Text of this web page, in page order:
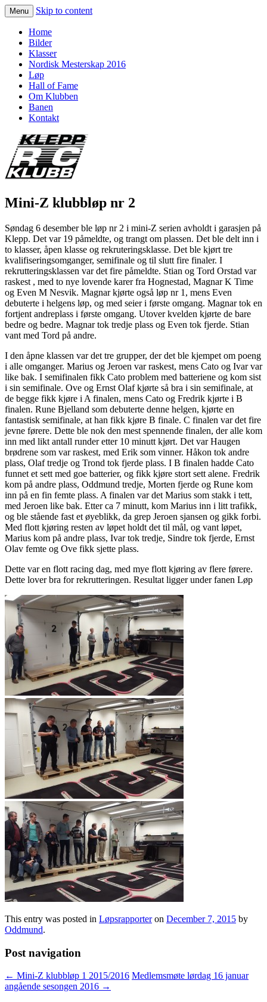
KLEPP RC KLUBB
Menu Skip to content
Home
Bilder
Klasser
Nordisk Mesterskap 2016
Løp
Hall of Fame
Om Klubben
Banen
Kontakt
Mini-Z klubbløp nr 2
Søndag 6 desember ble løp nr 2 i mini-Z serien avholdt i garasjen på
Klepp. Det var 19 påmeldte, og trangt om plassen. Det ble delt inn i
to klasser, åpen klasse og rekruteringsklasse. Det ble kjørt tre
kvalifiseringsomganger, semifinale og til slutt fire finaler. I
rekrutteringsklassen var det fire påmeldte. Stian og Tord Orstad var
raskest , med to nye lovende karer fra Hognestad, Magnar K Time
og Even M Nesvik. Magnar kjørte også løp nr 1, mens Even
debuterte i helgens løp, og med seier i første omgang. Magnar tok en
fortjent andreplass i første omgang. Utover kvelden kjørte de bare
bedre og bedre. Magnar tok tredje plass og Even tok fjerde. Stian
vant med Tord på andre.
I den åpne klassen var det tre grupper, der det ble kjempet om poeng
i alle omganger. Marius og Jeroen var raskest, mens Cato og Ivar var
like bak. I semifinalen fikk Cato problem med batteriene og kom sist
i sin semifinale. Ove og Ernst Olaf kjørte så bra i sin semifinale, at
de begge fikk kjøre i A finalen, mens Cato og Fredrik kjørte i B
finalen. Rune Bjelland som debuterte denne helgen, kjørte en
fantastisk semifinale, at han fikk kjøre B finale. C finalen var det fire
jevne førere. Dette ble nok den mest spennende finalen, der alle kom
inn med likt antall runder etter 10 minutt kjørt. Det var Haugen
brødrene som var raskest, med Erik som vinner. Håkon tok andre
plass, Olaf tredje og Trond tok fjerde plass. I B finalen hadde Cato
funnet et sett med goe batterier, og fikk kjøre stort sett alene. Fredrik
kom på andre plass, Oddmund tredje, Morten fjerde og Rune kom
inn på en fin femte plass. A finalen var det Marius som stakk i tett,
med Jeroen like bak. Etter ca 7 minutt, kom Marius inn i litt trafikk,
og ble stående fast et øyeblikk, da grep Jeroen sjansen og gikk forbi.
Med flott kjøring resten av løpet holdt det til mål, og vant løpet,
Marius kom på andre plass, Ivar tok tredje, Sindre tok fjerde, Ernst
Olav femte og Ove fikk sjette plass.
Dette var en flott racing dag, med mye flott kjøring av flere førere.
Dette lover bra for rekrutteringen. Resultat ligger under fanen Løp
This entry was posted in Løpsrapporteron December 7, 2015 by
Oddmund.
Post navigation
← Mini-Z klubbløp 1 2015/2016 Medlemsmøte lørdag 16 januar
angående sesongen 2016 →